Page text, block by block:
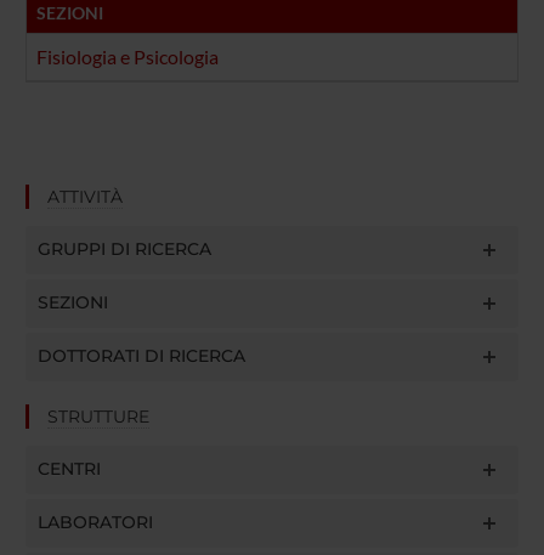
SEZIONI
Fisiologia e Psicologia
ATTIVITÀ
GRUPPI DI RICERCA
SEZIONI
DOTTORATI DI RICERCA
STRUTTURE
CENTRI
LABORATORI